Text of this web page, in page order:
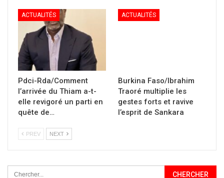
ACTUALITÉS
Pdci-Rda/Comment
l’arrivée du Thiam a-t-
elle revigoré un parti en
quête de…
ACTUALITÉS
Burkina Faso/Ibrahim
Traoré multiplie les
gestes forts et ravive
l’esprit de Sankara
PREV NEXT